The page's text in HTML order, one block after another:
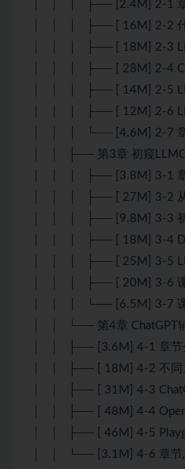
│ │ │ ├── [2.4M] 2-1 章
│ │ │ ├── [ 16M] 2-2 什
│ │ │ ├── [ 18M] 2-3
│ │ │ ├── [ 28M] 2-4
│ │ │ ├── [ 14M] 2-5
│ │ │ ├── [ 12M] 2-6
│ │ │ └── [4.6M] 2-7 章
│ │ ├── 第3章 初窥
│ │ │ ├── [3.8M] 3-1 章
│ │ │ ├── [ 27M] 3-2 从
│ │ │ ├── [9.8M] 3-3 初
│ │ │ ├── [ 18M] 3-4
│ │ │ ├── [ 25M] 3-5
│ │ │ ├── [ 20M] 3-6 课
│ │ │ └── [6.5M] 3-7 课
│ │ └── 第4章 ChatGPT
│ │ ├── [3.6M] 4-1 章节
│ │ ├── [ 18M] 4-2 不同
│ │ ├── [ 31M] 4-3
│ │ ├── [ 48M] 4-4
│ │ ├── [ 46M] 4-5
│ │ └── [3.1M] 4-6 章节